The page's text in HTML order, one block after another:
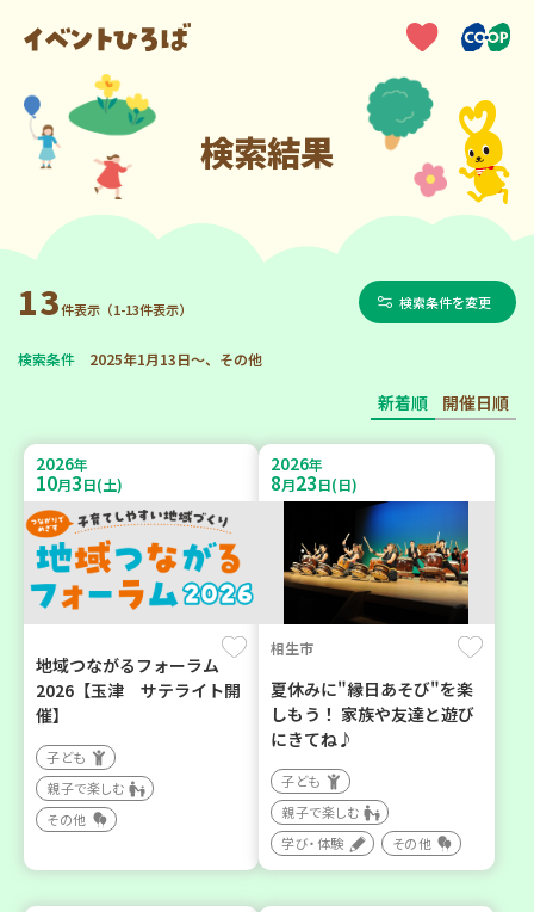
検索結果
13件表示（1-13件表示） 検索条件を変更
検索条件 2025年1月13日～、その他
新着順 開催日順
2026年
10月3日(土)
地域つながるフォーラム
2026【玉津 サテライト開
催】
子ども
親子で楽しむ
その他
2026年
8月23日(日)
相生市
夏休みに"縁日あそび"を楽
しもう！ 家族や友達と遊び
にきてね♪
子ども
親子で楽しむ
学び・体験
その他